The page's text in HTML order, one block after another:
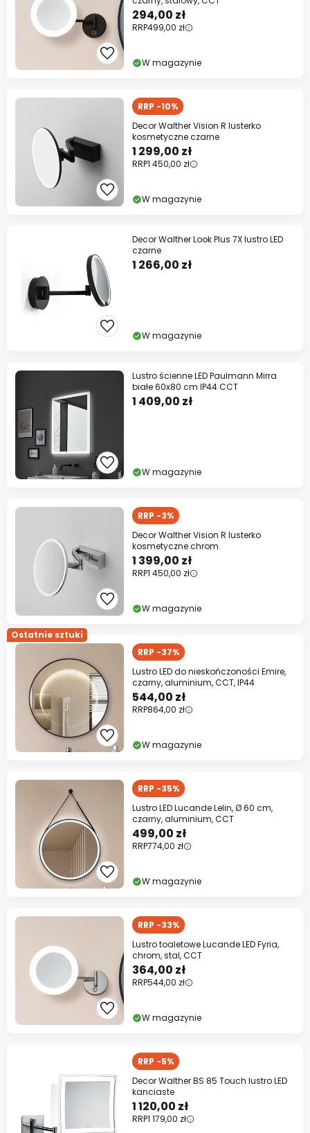
294,00 zł
RRP499,00 zł
W magazynie
RRP -10%
Decor Walther Vision R lusterko
kosmetyczne czarne
1 299,00 zł
RRP1 450,00 zł
W magazynie
Decor Walther Look Plus 7X lustro LED
czarne
1 266,00 zł
W magazynie
Lustro ścienne LED Paulmann Mirra
białe 60x80 cm IP44 CCT
1 409,00 zł
W magazynie
RRP -3%
Decor Walther Vision R lusterko
kosmetyczne chrom
1 399,00 zł
RRP1 450,00 zł
W magazynie
Ostatnie sztuki
RRP -37%
Lustro LED do nieskończoności Emire,
czarny, aluminium, CCT, IP44
544,00 zł
RRP864,00 zł
W magazynie
RRP -35%
Lustro LED Lucande Lelin, Ø 60 cm,
czarny, aluminium, CCT
499,00 zł
RRP774,00 zł
W magazynie
RRP -33%
Lustro toaletowe Lucande LED Fyria,
chrom, stal, CCT
364,00 zł
RRP544,00 zł
W magazynie
RRP -5%
Decor Walther BS 85 Touch lustro LED
kanciaste
1 120,00 zł
RRP1 179,00 zł